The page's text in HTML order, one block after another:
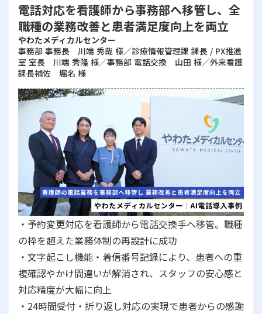
電話対応を看護師から事務部へ移管し、全
職種の業務改善と患者満足度向上を両立
やわたメディカルセンター
事務部 事務長 川端 秀哉 様／診療情報管理課 課長 / PX推進
室 室長 川端 秀隆 様／事務部 電話交換 山田 様／外来看護
課長補佐 堀名 様
・予約変更対応を看護師から電話交換手へ移管。職種
の枠を超えた業務体制の再設計に成功
・文字起こし機能・着信番号記録により、患者への重
複確認やかけ間違いが解消され、スタッフの安心感と
対応精度が大幅に向上
・24時間受付・折り返し対応の実現で患者からの感謝